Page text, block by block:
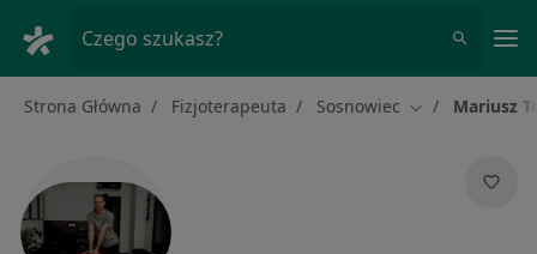
Czego szukasz?
Strona Główna Fizjoterapeuta Sosnowiec Zmień miasto
Mariusz